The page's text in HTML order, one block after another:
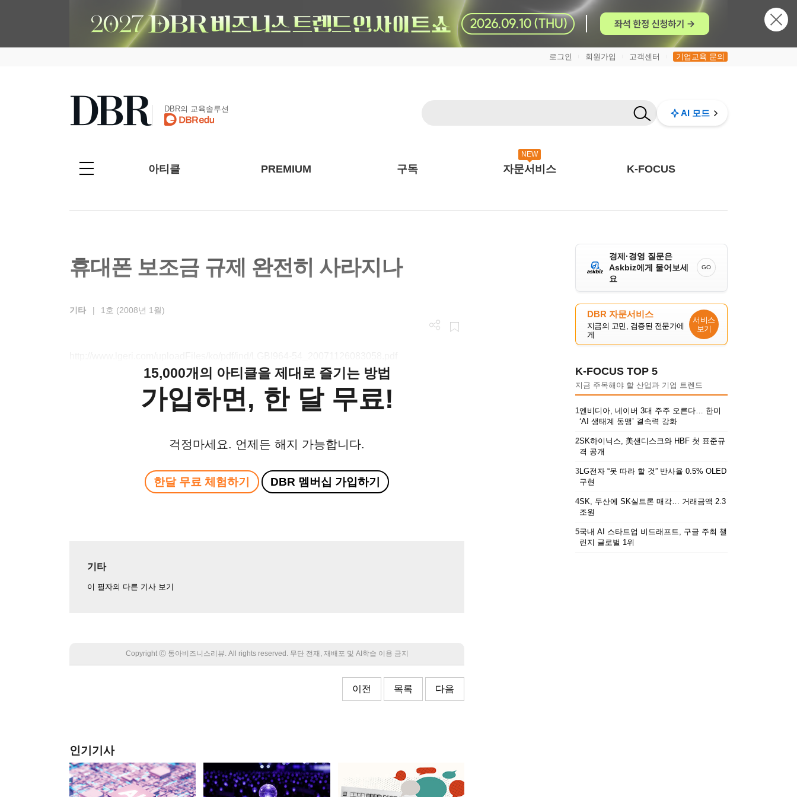
로그인 회원가입 고객센터 기업교육 문의
DBR의 교육솔루션 AI 모드
아티클 PREMIUM 구독
NEW
자문서비스 K-FOCUS
휴대폰 보조금 규제 완전히 사라지나
기타 | 1호 (2008년 1월)
15,000개의 아티클을 제대로 즐기는 방법
가입하면, 한 달 무료!
걱정마세요. 언제든 해지 가능합니다.
한달 무료 체험하기 DBR 멤버십 가입하기
기타
이 필자의 다른 기사 보기
Copyright Ⓒ 동아비즈니스리뷰. All rights reserved. 무단 전재, 재배포 및 AI학습 이용 금지
이전 목록 다음
인기기사
경제·경영 질문은
Askbiz에게 물어보세
요
GO
DBR 자문서비스
지금의 고민, 검증된 전문가에
게
서비스
보기
K-FOCUS TOP 5
지금 주목해야 할 산업과 기업 트렌드
1엔비디아, 네이버 3대 주주 오른다… 한미
‘AI 생태계 동맹’ 결속력 강화
2SK하이닉스, 美샌디스크와 HBF 첫 표준규
격 공개
3LG전자 “못 따라 할 것” 반사율 0.5% OLED
구현
4SK, 두산에 SK실트론 매각… 거래금액 2.3
조원
5국내 AI 스타트업 비드래프트, 구글 주최 챌
린지 글로벌 1위